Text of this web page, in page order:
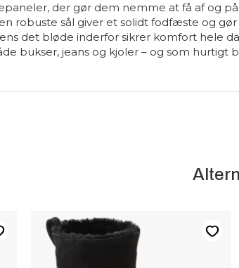
der gør dem nemme at få af og
robuste sål giver et solidt fodfæste og
det bløde inderfor sikrer komfort hele
bukser, jeans og kjoler – og som hurtigt